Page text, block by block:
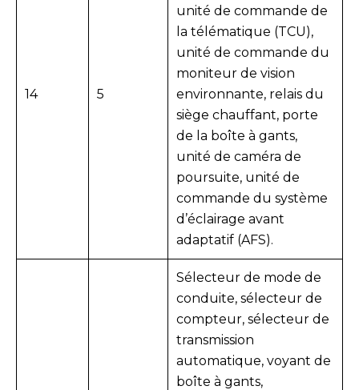
14 5
unité de commande de
la télématique (TCU),
unité de commande du
moniteur de vision
environnante, relais du
siège chauffant, porte
de la boîte à gants,
unité de caméra de
poursuite, unité de
commande du système
d’éclairage avant
adaptatif (AFS).
Sélecteur de mode de
conduite, sélecteur de
compteur, sélecteur de
transmission
automatique, voyant de
boîte à gants,